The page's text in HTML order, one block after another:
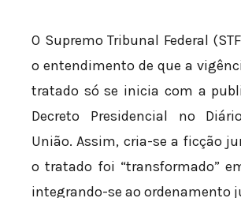
O Supremo Tribunal Federal
o entendimento de que a
tratado só se inicia com a
Decreto Presidencial no
União. Assim, cria-se a ficção
o tratado foi “transformado”
integrando-se ao ordenamento